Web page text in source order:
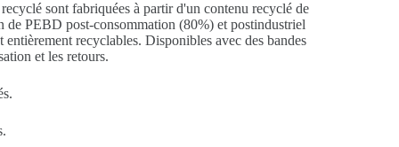
sont fabriquées à partir d'un contenu recyclé de
de PEBD post-consommation (80%) et postindustriel
recyclables. Disponibles avec des bandes
et les retours.